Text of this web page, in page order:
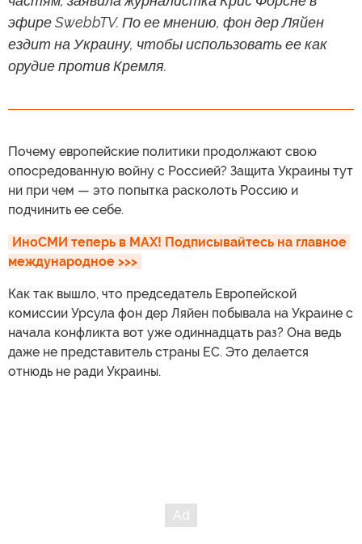
эфире SwebbTV. По ее мнению, фон дер Ляйен
ездит на Украину, чтобы использовать ее как
орудие против Кремля.
Почему европейские политики продолжают свою
опосредованную войну с Россией? Защита Украины тут
ни при чем — это попытка расколоть Россию и
подчинить ее себе.
ИноСМИ теперь в MAX! Подписывайтесь на главное
международное >>>
Как так вышло, что председатель Европейской
комиссии Урсула фон дер Ляйен побывала на Украине с
начала конфликта вот уже одиннадцать раз? Она ведь
даже не представитель страны ЕС. Это делается
отнюдь не ради Украины.